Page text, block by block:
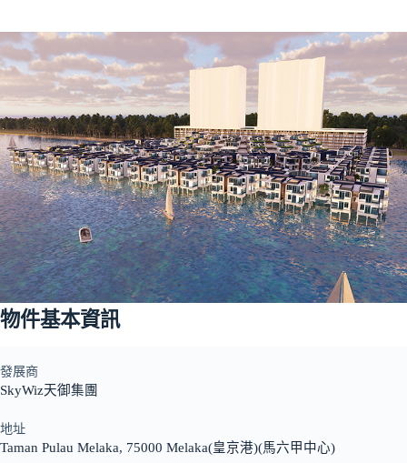
物件基本資訊
發展商
SkyWiz天御集團
地址
Taman Pulau Melaka, 75000 Melaka(皇京港)(馬六甲中心)